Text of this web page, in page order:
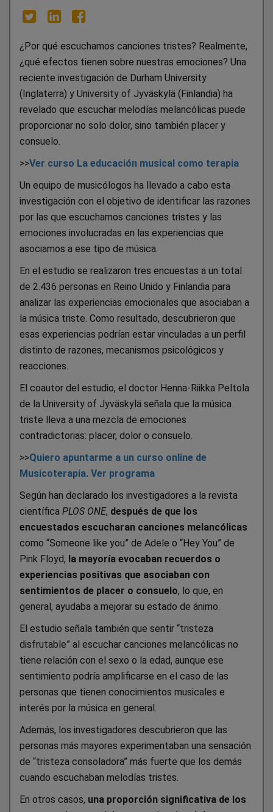
¿Por qué escuchamos canciones tristes? Realmente,
¿qué efectos tienen sobre nuestras emociones? Una
reciente investigación de Durham University
(Inglaterra) y University of Jyväskylä (Finlandia) ha
revelado que escuchar melodías melancólicas puede
proporcionar no solo dolor, sino también placer y
consuelo.
>>Ver curso La educación musical como terapia
Un equipo de musicólogos ha llevado a cabo esta
investigación con el objetivo de identificar las razones
por las que escuchamos canciones tristes y las
emociones involucradas en las experiencias que
asociamos a ese tipo de música.
En el estudio se realizaron tres encuestas a un total
de 2.436 personas en Reino Unido y Finlandia para
analizar las experiencias emocionales que asociaban a
la música triste. Como resultado, descubrieron que
esas experiencias podrían estar vinculadas a un perfil
distinto de razones, mecanismos psicológicos y
reacciones.
El coautor del estudio, el doctor Henna-Riikka Peltola
de la University of Jyväskylä señala que la música
triste lleva a una mezcla de emociones
contradictorias: placer, dolor o consuelo.
>>Quiero apuntarme a un curso online de
Musicoterapia. Ver programa
Según han declarado los investigadores a la revista
científica PLOS ONE, después de que los
encuestados escucharan canciones melancólicas
como “Someone like you” de Adele o “Hey You” de
Pink Floyd, la mayoría evocaban recuerdos o
experiencias positivas que asociaban con
sentimientos de placer o consuelo, lo que, en
general, ayudaba a mejorar su estado de ánimo.
El estudio señala también que sentir “tristeza
disfrutable” al escuchar canciones melancólicas no
tiene relación con el sexo o la edad, aunque ese
sentimiento podría amplificarse en el caso de las
personas que tienen conocimientos musicales e
interés por la música en general.
Además, los investigadores descubrieron que las
personas más mayores experimentaban una sensación
de “tristeza consoladora” más fuerte que los demás
cuando escuchaban melodías tristes.
En otros casos, una proporción significativa de los